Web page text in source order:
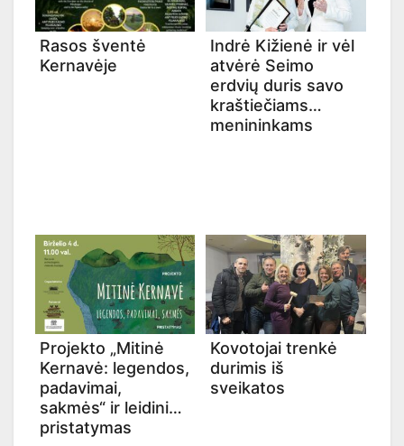
Rasos šventė
Kernavėje
Indrė Kižienė ir vėl
atvėrė Seimo
erdvių duris savo
kraštiečiams
menininkams
Projekto „Mitinė
Kernavė: legendos,
padavimai,
sakmės“ ir leidinio
pristatymas
Kovotojai trenkė
durimis iš
sveikatos